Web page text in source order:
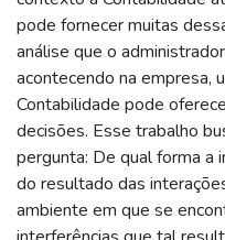
pode fornecer muitas
análise que o
acontecendo na empresa,
Contabilidade pode
decisões. Esse trabalho
pergunta: De qual forma a
do resultado das
ambiente em que se